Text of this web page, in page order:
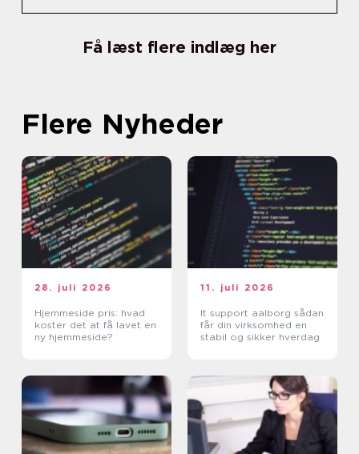
Få læst flere indlæg her
Flere Nyheder
28. juli 2026
Hjemmeside pris: hvad
koster det at få lavet en
ny hjemmeside?
11. juli 2026
It support aalborg sådan
får din virksomhed en
stabil og sikker hverdag